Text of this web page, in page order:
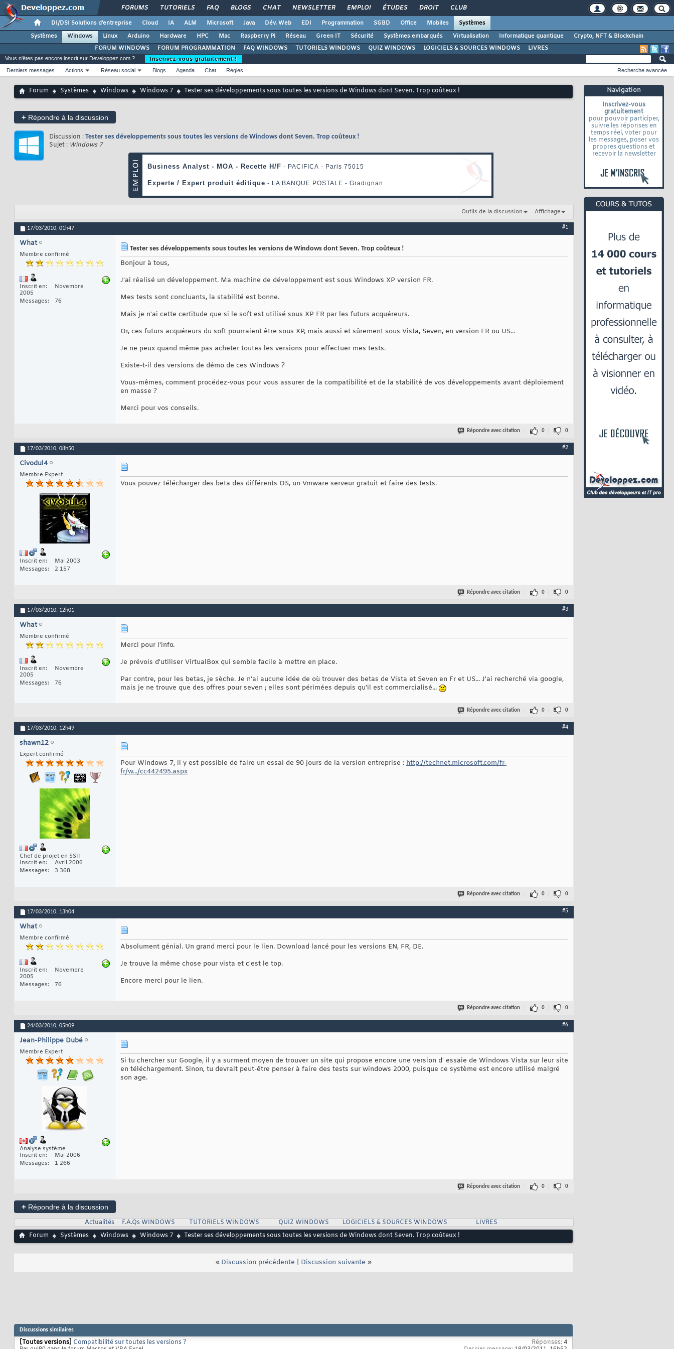
FORUMS TUTORIELS FAQ BLOGS CHAT NEWSLETTER EMPLOI ÉTUDES DROIT CLUB
DI/DSI Solutions d'entreprise Cloud IA ALM Microsoft Java Dév. Web EDI Programmation SGBD Office Mobiles
Systèmes
Systèmes
Windows Linux Arduino Hardware HPC Mac Raspberry Pi Réseau Green IT Sécurité Systèmes embarqués Virtualisation Informatique quantique
Crypto, NFT & Blockchain
FORUM WINDOWS
FORUM PROGRAMMATION FAQ WINDOWS TUTORIELS WINDOWS QUIZ WINDOWS LOGICIELS & SOURCES WINDOWS LIVRES
Navigation
Inscrivez-vous
gratuitement
pour pouvoir participer,
suivre les réponses en
temps réel, voter pour
les messages, poser vos
propres questions et
recevoir la newsletter
Vous n'êtes pas encore inscrit sur Developpez.com ?
Inscrivez-vous gratuitement !
Derniers messages
Actions Réseau social Blogs Agenda Chat Règles Recherche avancée
Forum Systèmes Windows Windows 7 Tester ses développements sous toutes les versions de Windows dont Seven. Trop coûteux !
+ Répondre à la discussion
Discussion : Tester ses développements sous toutes les versions de Windows dont Seven. Trop coûteux !
Sujet : Windows 7
Outils de la discussion Affichage
17/03/2010, 01h47 #1
What
Membre confirmé
Inscrit en
Novembre
2005
Messages
76
Tester ses développements sous toutes les versions de Windows dont Seven. Trop coûteux !
Bonjour à tous,
J'ai réalisé un développement. Ma machine de développement est sous Windows XP version FR.
Mes tests sont concluants, la stabilité est bonne.
Mais je n'ai cette certitude que si le soft est utilisé sous XP FR par les futurs acquéreurs.
Or, ces futurs acquéreurs du soft pourraient être sous XP, mais aussi et sûrement sous Vista, Seven, en version FR ou US...
Je ne peux quand même pas acheter toutes les versions pour effectuer mes tests.
Existe-t-il des versions de démo de ces Windows ?
Vous-mêmes, comment procédez-vous pour vous assurer de la compatibilité et de la stabilité de vos développements avant déploiement
en masse ?
Merci pour vos conseils.
Répondre avec citation 0 0
17/03/2010, 08h50 #2
Civodul4
Membre Expert
Inscrit en
Mai 2003
Messages
2 157
Vous pouvez télécharger des beta des différents OS, un Vmware serveur gratuit et faire des tests.
Répondre avec citation 0 0
17/03/2010, 12h01 #3
What
Membre confirmé
Inscrit en
Novembre
2005
Messages
76
Merci pour l'info.
Je prévois d'utiliser VirtualBox qui semble facile à mettre en place.
Par contre, pour les betas, je sèche. Je n’ai aucune idée de où trouver des betas de Vista et Seven en Fr et US... J'ai recherché via google,
mais je ne trouve que des offres pour seven ; elles sont périmées depuis qu'il est commercialisé...
Répondre avec citation 0 0
17/03/2010, 12h49 #4
shawn12
Expert confirmé
Chef de projet en SSII
Inscrit en
Avril 2006
Messages
3 368
Pour Windows 7, il y est possible de faire un essai de 90 jours de la version entreprise : http://technet.microsoft.com/fr-
fr/w.../cc442495.aspx
Répondre avec citation 0 0
17/03/2010, 13h04 #5
What
Membre confirmé
Inscrit en
Novembre
2005
Messages
76
Absolument génial. Un grand merci pour le lien. Download lancé pour les versions EN, FR, DE.
Je trouve la même chose pour vista et c'est le top.
Encore merci pour le lien.
Répondre avec citation 0 0
24/03/2010, 05h09 #6
Jean-Philippe Dubé
Membre Expert
Analyse système
Inscrit en
Mai 2006
Messages
1 266
Si tu chercher sur Google, il y a surment moyen de trouver un site qui propose encore une version d' essaie de Windows Vista sur leur site
en téléchargement. Sinon, tu devrait peut-être penser à faire des tests sur windows 2000, puisque ce système est encore utilisé malgré
son age.
Répondre avec citation 0 0
+ Répondre à la discussion
Actualités
F.A.Qs WINDOWS TUTORIELS WINDOWS QUIZ WINDOWS LOGICIELS & SOURCES WINDOWS
LIVRES
Forum
Systèmes Windows Windows 7 Tester ses développements sous toutes les versions de Windows dont Seven. Trop coûteux !
« Discussion précédente Discussion suivante »
Discussions similaires
[Toutes versions] Compatibilité sur toutes les versions ? Réponses:4